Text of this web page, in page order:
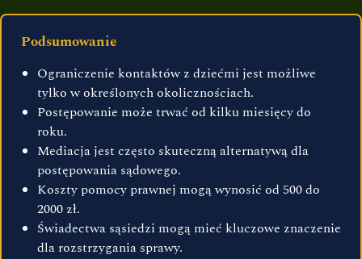
Podsumowanie
Ograniczenie kontaktów z dziećmi jest możliwe
tylko w określonych okolicznościach.
Postępowanie może trwać od kilku miesięcy do
roku.
Mediacja jest często skuteczną alternatywą dla
postępowania sądowego.
Koszty pomocy prawnej mogą wynosić od 500 do
2000 zł.
Świadectwa sąsiedzi mogą mieć kluczowe znaczenie
dla rozstrzygania sprawy.